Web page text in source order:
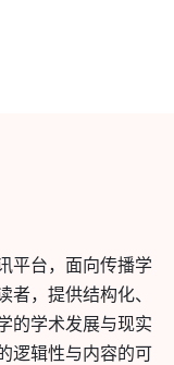
平台，面向传播学
者，提供结构化、
的学术发展与现实
逻辑性与内容的可